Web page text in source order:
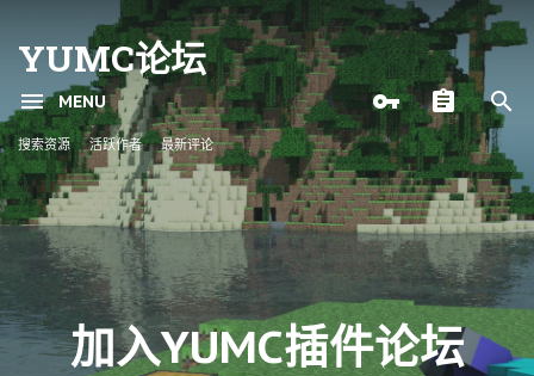
YUMC论坛
MENU
搜索资源 活跃作者 最新评论
加入YUMC插件论坛